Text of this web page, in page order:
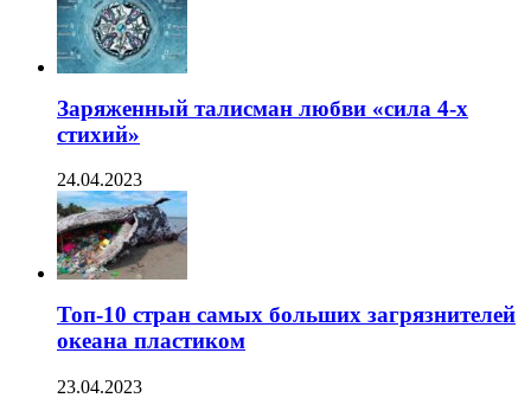
Заряженный талисман любви «сила 4-х
стихий»
24.04.2023
Топ-10 стран самых больших загрязнителей
океана пластиком
23.04.2023